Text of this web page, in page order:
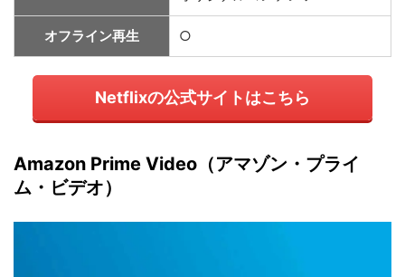
オフライン再生 ○
Netflixの公式サイトはこちら
Amazon Prime Video（アマゾン・プライ
ム・ビデオ）